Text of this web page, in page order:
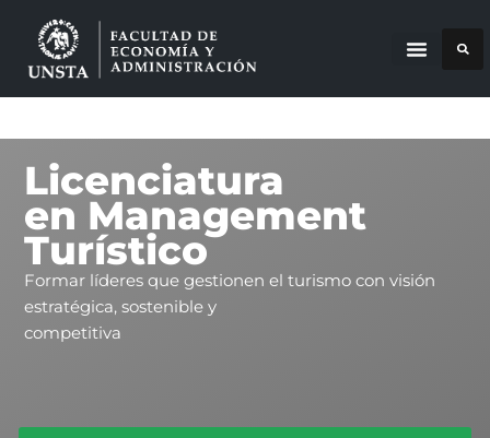
Licenciatura
en Management
Turístico
Formar líderes que gestionen el turismo con visión
estratégica, sostenible y
competitiva